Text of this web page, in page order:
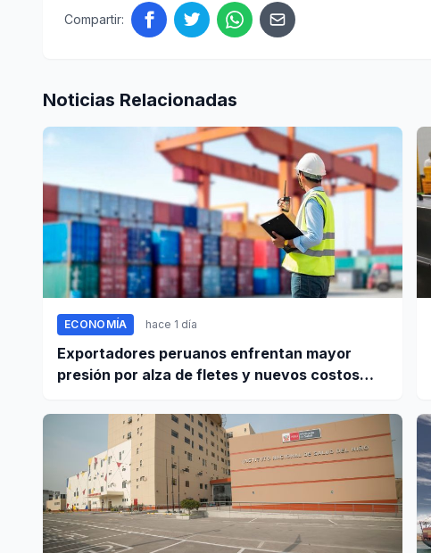
Compartir:
Noticias Relacionadas
ECONOMÍA hace 1 día
Exportadores peruanos enfrentan mayor
presión por alza de fletes y nuevos costos